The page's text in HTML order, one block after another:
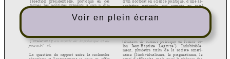
Voir en plein écran